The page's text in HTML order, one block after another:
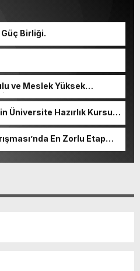
Birliği.
ve Meslek Yüksek
Üniversite Hazırlık Kursu
Ağustos.
En Zorlu Etap